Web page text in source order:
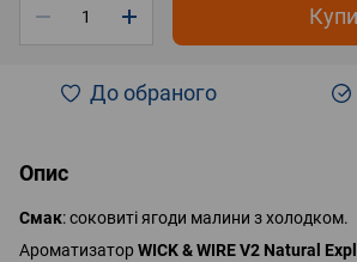
До обраного
Опис
Смак: cоковиті ягоди малини з холодком.
Ароматизатор WICK & WIRE V2 Natural